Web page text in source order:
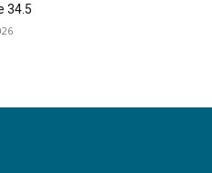
34.5